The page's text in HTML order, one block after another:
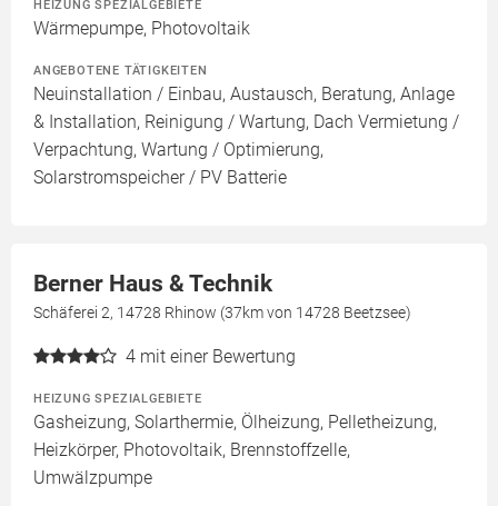
HEIZUNG SPEZIALGEBIETE
Wärmepumpe, Photovoltaik
ANGEBOTENE TÄTIGKEITEN
Neuinstallation / Einbau, Austausch, Beratung, Anlage
& Installation, Reinigung / Wartung, Dach Vermietung /
Verpachtung, Wartung / Optimierung,
Solarstromspeicher / PV Batterie
Berner Haus & Technik
Schäferei 2, 14728 Rhinow (37km von 14728 Beetzsee)
4 mit einer Bewertung
HEIZUNG SPEZIALGEBIETE
Gasheizung, Solarthermie, Ölheizung, Pelletheizung,
Heizkörper, Photovoltaik, Brennstoffzelle,
Umwälzpumpe